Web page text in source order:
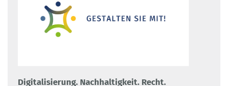
Digitalisierung. Nachhaltigkeit. Recht.